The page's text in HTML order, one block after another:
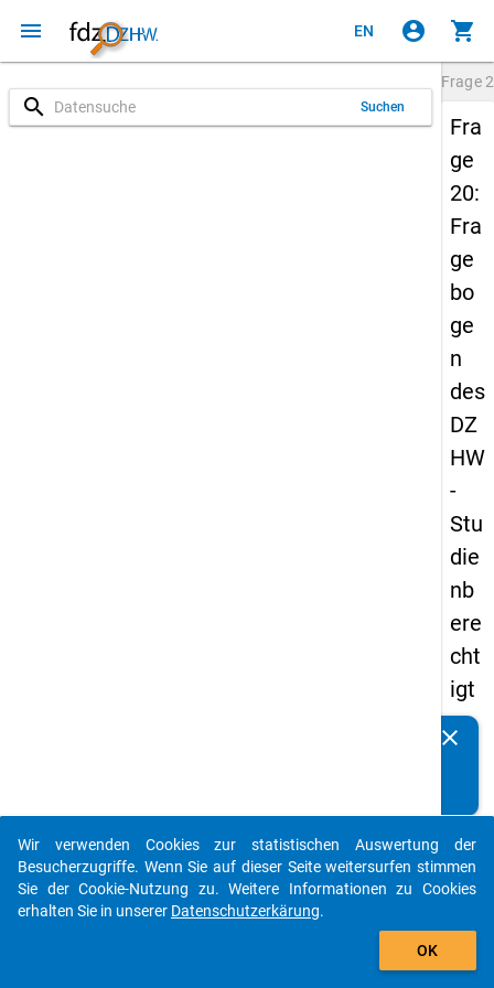
menu EN account_circle shopping_cart
search Suchen
Frage
Fra
ge
20:
Fra
ge
bo
ge
n
des
DZ
HW
-
Stu
die
nb
ere
cht
igt
en
s
20
08
clear
auto_stories
add_shopping_cart
Wir verwenden Cookies zur statistischen Auswertung der
Besucherzugriffe. Wenn Sie auf dieser Seite weitersurfen stimmen
Sie der Cookie-Nutzung zu. Weitere Informationen zu Cookies
erhalten Sie in unserer Datenschutzerkärung.
OK